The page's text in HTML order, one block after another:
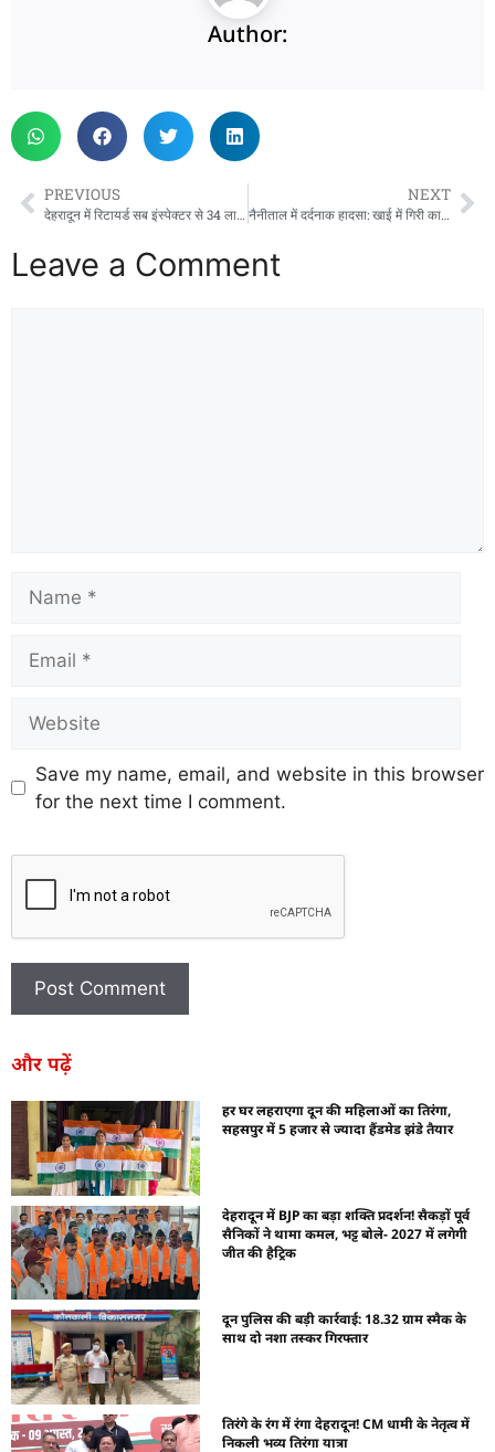
Author:
PREVIOUS
देहरादून में रिटायर्ड सब इंस्पेक्टर से 34 लाख की ठगी, आढ़ती समेत चार पर मुकदमा
NEXT
नैनीताल में दर्दनाक हादसा: खाई में गिरी कार, एक ही परिवार समेत 5 की मौत
Leave a Comment
Save my name, email, and website in this browser
for the next time I comment.
और पढ़ें
हर घर लहराएगा दून की महिलाओं का तिरंगा,
सहसपुर में 5 हजार से ज्यादा हैंडमेड झंडे तैयार
देहरादून में BJP का बड़ा शक्ति प्रदर्शन! सैकड़ों पूर्व
सैनिकों ने थामा कमल, भट्ट बोले- 2027 में लगेगी
जीत की हैट्रिक
दून पुलिस की बड़ी कार्रवाई: 18.32 ग्राम स्मैक के
साथ दो नशा तस्कर गिरफ्तार
तिरंगे के रंग में रंगा देहरादून! CM धामी के नेतृत्व में
निकली भव्य तिरंगा यात्रा